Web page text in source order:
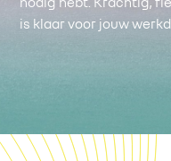
is klaar voor jouw